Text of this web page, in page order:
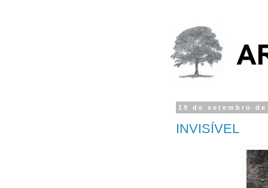
19 de setembro de
INVISÍVEL